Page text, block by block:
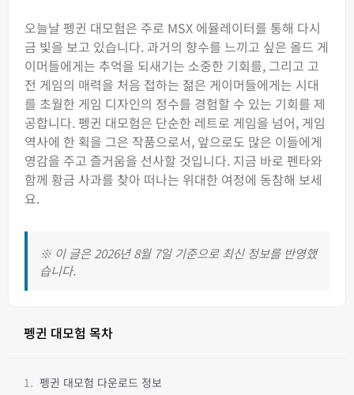
오늘날 펭귄 대모험은 주로 MSX 에뮬레이터를 통해 다시
금 빛을 보고 있습니다. 과거의 향수를 느끼고 싶은 올드 게
이머들에게는 추억을 되새기는 소중한 기회를, 그리고 고
전 게임의 매력을 처음 접하는 젊은 게이머들에게는 시대
를 초월한 게임 디자인의 정수를 경험할 수 있는 기회를 제
공합니다. 펭귄 대모험은 단순한 레트로 게임을 넘어, 게임
역사에 한 획을 그은 작품으로서, 앞으로도 많은 이들에게
영감을 주고 즐거움을 선사할 것입니다. 지금 바로 펜타와
함께 황금 사과를 찾아 떠나는 위대한 여정에 동참해 보세
요.
※ 이 글은 2026년 8월 7일 기준으로 최신 정보를 반영했
습니다.
펭귄 대모험 목차
펭귄 대모험 다운로드 정보